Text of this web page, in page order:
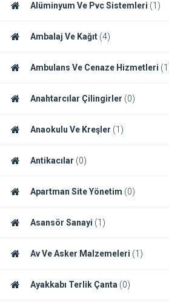
Alüminyum Ve Pvc Sistemleri (1)
Ambalaj Ve Kağıt (4)
Ambulans Ve Cenaze Hizmetleri
Anahtarcılar Çilingirler (0)
Anaokulu Ve Kreşler (1)
Antikacılar (0)
Apartman Site Yönetim (0)
Asansör Sanayi (1)
Av Ve Asker Malzemeleri (1)
Ayakkabı Terlik Çanta (0)